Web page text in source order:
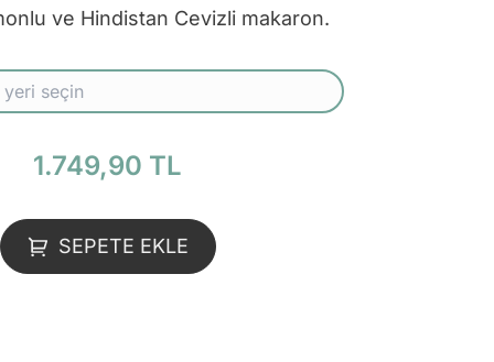
ve Hindistan Cevizli makaron.
1.749,90 TL
SEPETE EKLE